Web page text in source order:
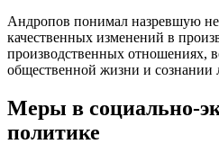
Андропов понимал назревшую
качественных изменений в
производственных отношениях,
общественной жизни и сознании
Меры в социально-
политике